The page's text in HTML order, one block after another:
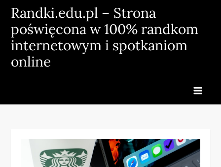
Skip
content
Randki.edu.pl – Strona
poświęcona w 100% randkom
internetowym i spotkaniom
online